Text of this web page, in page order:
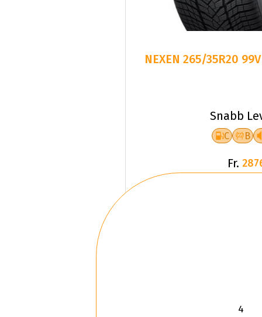
NEXEN 265/35R20
Snabb
C B
Fr.